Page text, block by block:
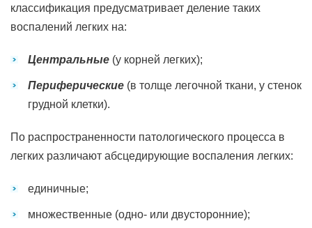
классификация предусматривает деление таких
воспалений легких на:
Центральные (у корней легких);
Периферические (в толще легочной ткани, у стенок
грудной клетки).
По распространенности патологического процесса в
легких различают абсцедирующие воспаления легких:
единичные;
множественные (одно- или двусторонние);